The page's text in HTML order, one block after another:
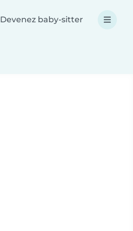
Devenez baby-sitter